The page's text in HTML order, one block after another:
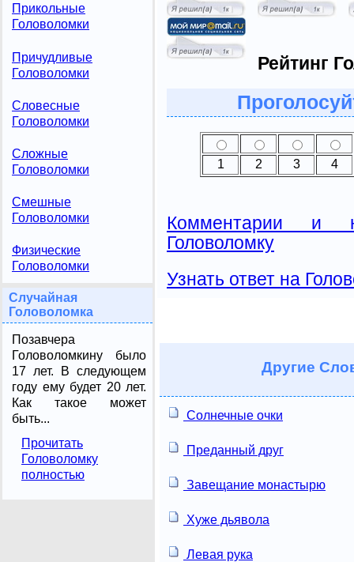
Прикольные
Головоломки
Причудливые
Головоломки
Словесные
Головоломки
Сложные
Головоломки
Смешные
Головоломки
Физические
Головоломки
Случайная
Головоломка
Позавчера
Головоломкину было
17 лет. В следующем
году ему будет 20 лет.
Как такое может
быть...
Прочитать
Головоломку
полностью
Рейтинг
1 2 3 4
Комментарии и
Головоломку
Узнать ответ на
Другие
Солнечные очки
Преданный друг
Завещание монастырю
Хуже дьявола
Левая рука